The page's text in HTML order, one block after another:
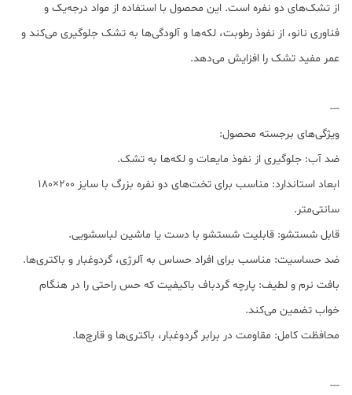
از تشک‌های دو نفره است. این محصول با استفاده از مواد درجه‌یک و
فناوری نانو، از نفوذ رطوبت، لکه‌ها و آلودگی‌ها به تشک جلوگیری می‌کند و
عمر مفید تشک را افزایش می‌دهد.
---
ویژگی‌های برجسته محصول:
ضد آب: جلوگیری از نفوذ مایعات و لکه‌ها به تشک.
ابعاد استاندارد: مناسب برای تخت‌های دو نفره بزرگ با سایز 200×180
سانتی‌متر.
قابل شستشو: قابلیت شستشو با دست یا ماشین لباسشویی.
ضد حساسیت: مناسب برای افراد حساس به آلرژی، گردوغبار و باکتری‌ها.
بافت نرم و لطیف: پارچه گردباف باکیفیت که حس راحتی را در هنگام
خواب تضمین می‌کند.
محافظت کامل: مقاومت در برابر گردوغبار، باکتری‌ها و قارچ‌ها.
---